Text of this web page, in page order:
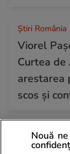
Știri România
Viorel
Curtea de
arestarea
scos și
Nouă